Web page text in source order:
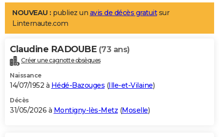
LIFESTYLE
Art de vivre
Bien-être
Loisirs
Mode
Modes de vie
Alimentation
Guide de la santé
Maladies
Médicaments
Sommeil
VOYAGE
Destinations
City break
Voyage nature
Voyage de noces
Forum
Climat
+PHOTO
GUIDES D'ACHAT
BONS PLANS
NOUVEAU : publiez un avis de décès gratuitsur
Linternaute.com
Claudine RADOUBE (73 ans)
Créer une cagnotte obsèques
Naissance
14/07/1952 à Hédé-Bazouges (Ille-et-Vilaine)
Décès
31/05/2026 à Montigny-lès-Metz (Moselle)